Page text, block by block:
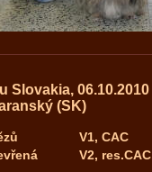
Slovakia, 06.10.2010
(SK)
V1, CAC
V2, res.CAC